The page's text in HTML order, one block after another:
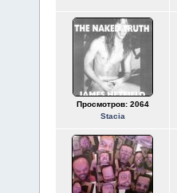
Просмотров: 2064
Stacia